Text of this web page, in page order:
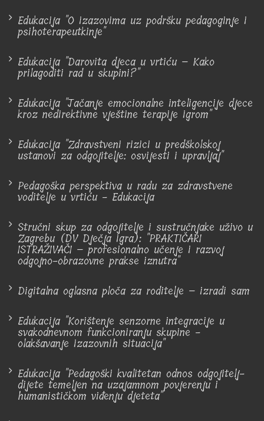
Edukacija "O izazovima uz podršku pedagoginje i
psihoterapeutkinje"
Edukacija "Darovita djeca u vrtiću – Kako
prilagoditi rad u skupini?"
Edukacija "Jačanje emocionalne inteligencije djece
kroz nedirektivne vještine terapije igrom"
Edukacija "Zdravstveni rizici u predškolskoj
ustanovi za odgojitelje: osvijesti i upravljaj"
Pedagoška perspektiva u radu za zdravstvene
voditelje u vrtiću - Edukacija
Stručni skup za odgojitelje i sustručnjake uživo u
Zagrebu (DV Dječja igra): "PRAKTIČARI
ISTRAŽIVAČI – profesionalno učenje i razvoj
odgojno-obrazovne prakse iznutra"
Digitalna oglasna ploča za roditelje – izradi sam
Edukacija "Korištenje senzorne integracije u
svakodnevnom funkcioniranju skupine -
olakšavanje izazovnih situacija"
Edukacija "Pedagoški kvalitetan odnos odgojitelj-
dijete temeljen na uzajamnom povjerenju i
humanističkom viđenju djeteta"